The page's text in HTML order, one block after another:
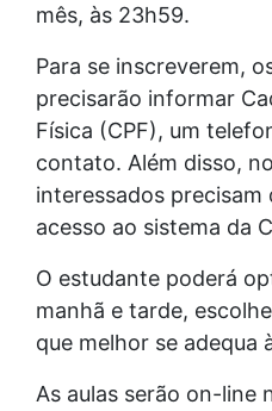
mês, às 23h59.
Para se inscreverem,
precisarão informar
Física (CPF), um
contato. Além disso,
interessados precisam
acesso ao sistema da
O estudante poderá
manhã e tarde,
que melhor se adequa
As aulas serão on-line